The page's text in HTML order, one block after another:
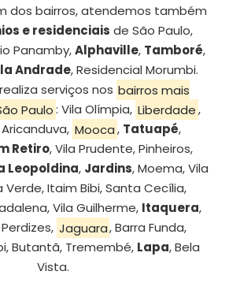
dos bairros, atendemos também
e residenciais de São Paulo,
Panamby,Alphaville, Tamboré,
Andrade, Residencial Morumbi.
serviços nos bairros mais
Paulo: Vila Olímpia, Liberdade,
Mooca, Tatuapé,
Retiro, Vila Prudente, Pinheiros,
Leopoldina, Jardins, Moema, Vila
Verde, Itaim Bibi, Santa Cecília,
Vila Guilherme, Itaquera,
Jaguara, Barra Funda,
Butantã, Tremembé, Lapa, Bela
Vista.